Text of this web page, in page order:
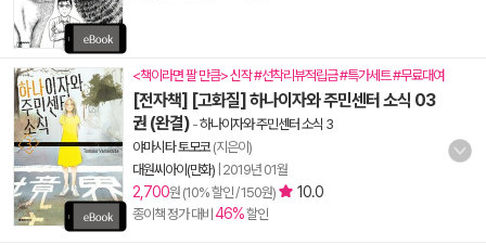
<책이라면 팔 만큼> 신작 #선착리뷰적립금 #특가세트 #무료대여
[전자책] [고화질] 하나이자와 주민센터 소식 03
권 (완결) -하나이자와 주민센터 소식 3
야마시타 토모코(지은이)
대원씨아이(만화) 2019년 01월
2,700원 (10% 할인 / 150원) 10.0
종이책 정가 대비 46%할인